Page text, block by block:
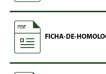
FICHA-DE-